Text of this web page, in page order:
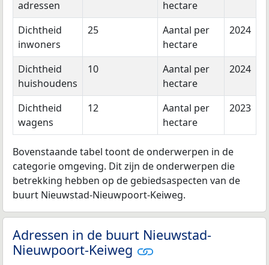
adressen
hectare
Dichtheid
inwoners
25
Aantal per
hectare
2024
Dichtheid
huishoudens
10
Aantal per
hectare
2024
Dichtheid
wagens
12
Aantal per
hectare
2023
Bovenstaande tabel toont de onderwerpen in de
categorie omgeving. Dit zijn de onderwerpen die
betrekking hebben op de gebiedsaspecten van de
buurt Nieuwstad-Nieuwpoort-Keiweg.
Adressen in de buurt Nieuwstad-
Nieuwpoort-Keiweg